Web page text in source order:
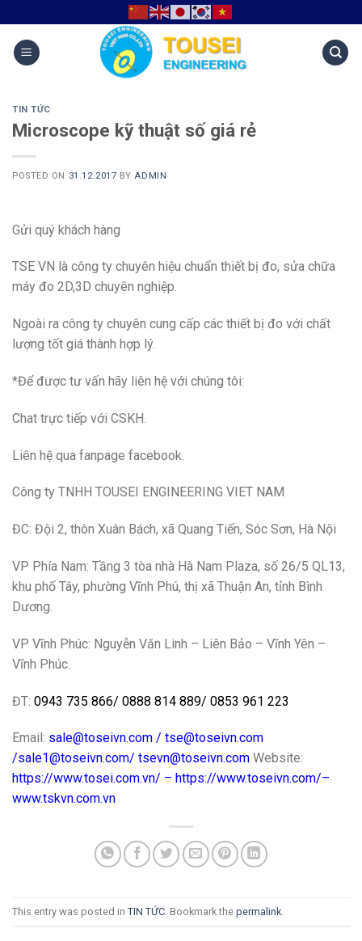
TIN TỨC
Microscope kỹ thuật số giá rẻ
POSTED ON 31.12.2017 BY ADMIN
Gửi quý khách hàng
TSE VN là công ty chuyên hiệu chuẩn thiết bị đo, sửa chữa
máy đo 2D,3D chuyên nghiệp.
Ngoài ra công ty chuyên cung cấp các thiết bị đo với chất
lượng tốt giá thành hợp lý.
*Để được tư vấn hãy liên hệ với chúng tôi:
Chat trực tiếp với CSKH.
Liên hệ qua fanpage facebook.
Công ty TNHH TOUSEI ENGINEERING VIET NAM
ĐC: Đội 2, thôn Xuân Bách, xã Quang Tiến, Sóc Sơn, Hà Nội
VP Phía Nam: Tầng 3 tòa nhà Hà Nam Plaza, số 26/5 QL13,
khu phố Tây, phường Vĩnh Phú, thị xã Thuận An, tỉnh Bình
Dương.
VP Vĩnh Phúc: Nguyễn Văn Linh – Liên Bảo – Vĩnh Yên –
Vĩnh Phúc.
ĐT: 0943 735 866/ 0888 814 889/ 0853 961 223
Email: sale@toseivn.com / tse@toseivn.com
/sale1@toseivn.com/ tsevn@toseivn.com Website:
https://www.tosei.com.vn/ – https://www.toseivn.com/–
www.tskvn.com.vn
This entry was posted in TIN TỨC . Bookmark the permalink